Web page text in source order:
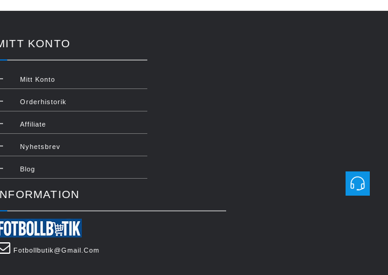
KONTO
Mitt Konto
Orderhistorik
Affiliate
Nyhetsbrev
Blog
Fotbollbutik@gmail.com